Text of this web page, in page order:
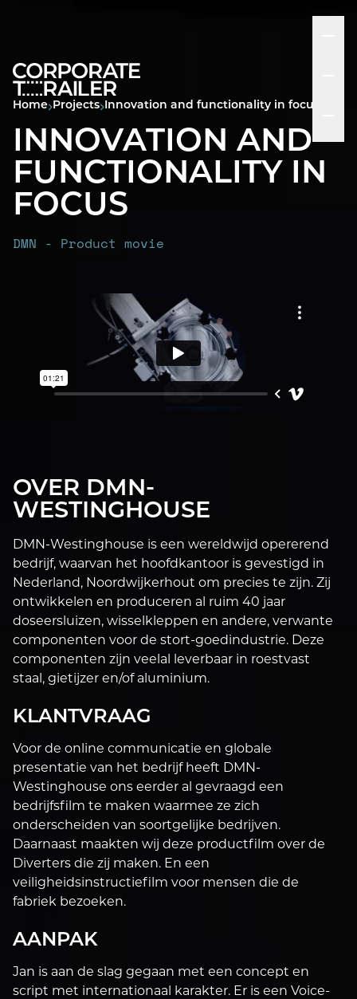
Home Projects Innovation and functionality in focus
INNOVATION AND
FUNCTIONALITY IN
FOCUS
DMN - Product movie
OVER DMN-
WESTINGHOUSE
DMN-Westinghouse is een wereldwijd opererend
bedrijf, waarvan het hoofdkantoor is gevestigd in
Nederland, Noordwijkerhout om precies te zijn. Zij
ontwikkelen en produceren al ruim 40 jaar
doseersluizen, wisselkleppen en andere, verwante
componenten voor de stort-goedindustrie. Deze
componenten zijn veelal leverbaar in roestvast
staal, gietijzer en/of aluminium.
KLANTVRAAG
Voor de online communicatie en globale
presentatie van het bedrijf heeft DMN-
Westinghouse ons eerder al gevraagd een
bedrijfsfilm te maken waarmee ze zich
onderscheiden van soortgelijke bedrijven.
Daarnaast maakten wij deze productfilm over de
Diverters die zij maken. En een
veiligheidsinstructiefilm voor mensen die de
fabriek bezoeken.
AANPAK
Jan is aan de slag gegaan met een concept en
script met internationaal karakter. Er is een Voice-